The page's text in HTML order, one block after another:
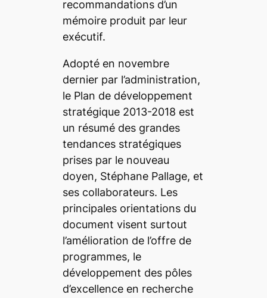
recommandations d’un
mémoire produit par leur
exécutif.
Adopté en novembre
dernier par l’administration,
le Plan de développement
stratégique 2013-2018 est
un résumé des grandes
tendances stratégiques
prises par le nouveau
doyen, Stéphane Pallage, et
ses collaborateurs. Les
principales orientations du
document visent surtout
l’amélioration de l’offre de
programmes, le
développement des pôles
d’excellence en recherche